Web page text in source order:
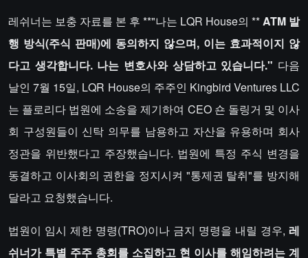
레쉬너는 보충 자료를 본 후 **"나는 LQR House의 **ATM 발
행 방식(주식 판매)에 동의하지 않으며, 이는 효과적이지 않
다고 생각합니다. 나는 변호사와 상담하고 있습니다." 다음
날인 7월 15일, LQR House의 주주인 Kingbird Ventures LLC
는 플로리다 법원에 소송을 제기하여 CEO 숀 돌링거 및 이사
회 구성원들이 신탁 의무를 남용하고 자산을 유용하며 회사
정관을 위반했다고 주장했습니다. 법원에 특정 주식 변경을
동결하고 이사회의 권한을 정지시켜 "통제권 탈취"를 방지해
달라고 요청했습니다.
법원이 임시 제한 명령(TRO)이나 금지 명령을 내릴 경우, 레
쉬너가 특별 주주 총회를 소집하고 현 이사를 해임하려는 계